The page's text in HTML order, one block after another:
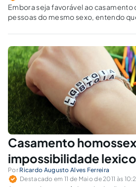
Embora seja favorável ao casamento
pessoas do mesmo sexo, entendo
Constituição, não permite ainda que
ocorra, sendo indispensável que haja
modificação do texto constitucional
menos de dois artigos do Código
tratam do ato solene do casamento.
Casamento
impossibilidade
Por Ricardo Augusto Alves Ferreira
Destacado em 11 de Maio de 2011 às